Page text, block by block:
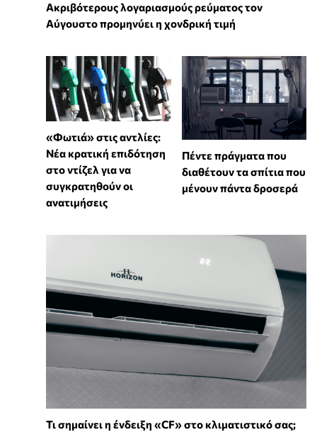
Ακριβότερους λογαριασμούς ρεύματος τον
Αύγουστο προμηνύει η χονδρική τιμή
«Φωτιά» στις αντλίες:
Νέα κρατική επιδότηση
στο ντίζελ για να
συγκρατηθούν οι
ανατιμήσεις
Πέντε πράγματα που
διαθέτουν τα σπίτια που
μένουν πάντα δροσερά
Τι σημαίνει η ένδειξη «CF» στο κλιματιστικό σας;